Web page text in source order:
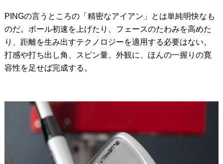
PINGの言うところの「精密なアイアン」とは単純明快なも
のだ。ボール初速を上げたり、フェースのたわみを高めた
り、距離を生み出すテクノロジーを適用する必要はない。
打感や打ち出し角、スピン量、外観に、ほんの一握りの寛
容性を足せば完成する。